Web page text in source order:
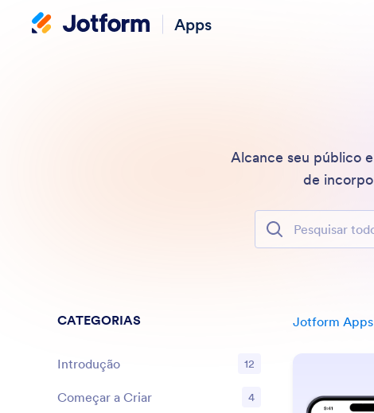
Apps
Alcance seu público
de
Pesquisar todos os
Jotform Apps
CATEGORIAS
Introdução 12
Recursos
Começar a Criar 4